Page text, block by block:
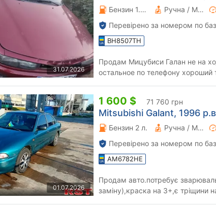
31.07.2026
Бензин 1.8 л. Ручна / Механіка
Перевірено за номером по
BH8507TH
Продам Мицубиси Галан не на
остальное по телефону
01.07.2026
1 600 $ 71 760 грн
Mitsubishi Galant, 1996
Бензин 2 л. Ручна / Механіка
Перевірено за номером по
AM6782HE
Продам авто.потребує
заміну),краска на 3+,є тріщини